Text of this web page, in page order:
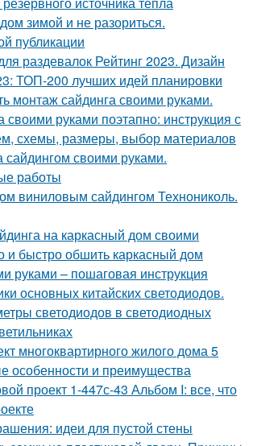
зимой и не разориться.
публикации
раздевалок Рейтинг 2023. Дизайн
ТОП-200 лучших идей планировки
монтаж сайдинга своими руками.
своими руками поэтапно: инструкция с
схемы, размеры, выбор материалов
сайдингом своими руками.
работы
виниловым сайдингом Технониколь.
на каркасный дом своими
и быстро обшить каркасный дом
руками – пошаговая инструкция
основных китайских светодиодов.
светодиодов в светодиодных
многоквартирного жилого дома 5
особенности и преимущества
проект 1-447с-43 Альбом I: все, что
идеи для пустой стены